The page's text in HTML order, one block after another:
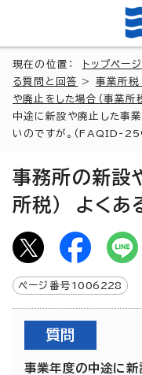
現在の位置： トップページ
る質問と回答
> 事業所
や廃止をした場合（事業
中途に新設や廃止した事
いのですが。（FAQID-
事務所の新設
所税） よくあ
ページ番号 1006228
質問
事業年度の中途に新